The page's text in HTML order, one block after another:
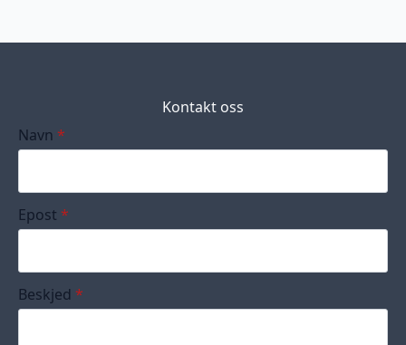
Kontakt oss
Navn *
Epost *
Beskjed *